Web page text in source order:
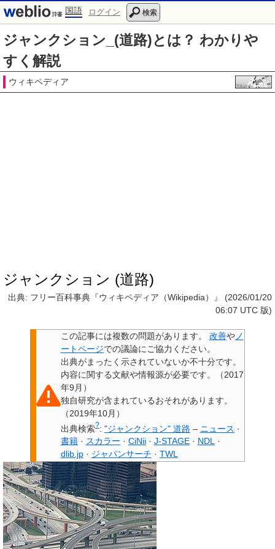
国語 ログイン 検索
ジャンクション_(道路)とは？ わかりや
すく解説
ウィキペディア
ジャンクション (道路)
出典: フリー百科事典『ウィキペディア（Wikipedia）』 (2026/01/20
06:07 UTC 版)
この記事には複数の問題があります。 改善やノ
ートページでの議論にご協力ください。
出典がまったく示されていないか不十分です。
内容に関する文献や情報源が必要です。
（2017
年9月 ）
独自研究が含まれているおそれがあります。
（2019年10月 ）
出典検索?: "ジャンクション" 道路 – ニュース ·
書籍 · スカラー · CiNii · J-STAGE · NDL ·
dlib.jp · ジャパンサーチ · TWL